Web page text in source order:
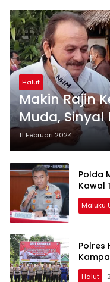
Halut
Makin Rajin
Muda, Sinyal
Robert
Prabowo-
11 Februari 2024
Polda
Kawal
Maluku
Polres
Halut